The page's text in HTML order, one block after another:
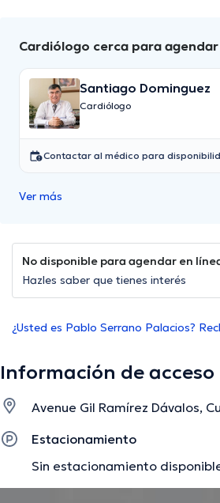
Cardiólogo cerca para
Santiago Dominguez
Cardiólogo
Contactar al médico para
Ver más
No disponible para agendar en
Hazles saber que tienes interés
¿Usted es Pablo Serrano Palacios?
Información de acceso
Avenue Gil Ramírez Dávalos,
Estacionamiento
Sin estacionamiento